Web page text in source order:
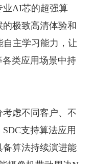
业AI芯的超强算
极致高清体验和
主学习能力，让
类应用场景中持
虑不同客户、不
支持算法应用
算法持续演进能